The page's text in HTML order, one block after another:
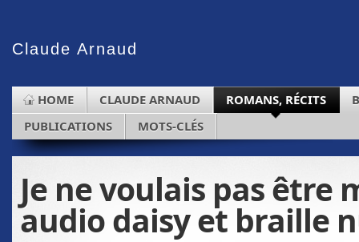
Claude Arnaud
HOME CLAUDE ARNAUD ROMANS, RÉCITS
PUBLICATIONS
MOTS-CLÉS
Je ne voulais pas être
audio daisy et braille